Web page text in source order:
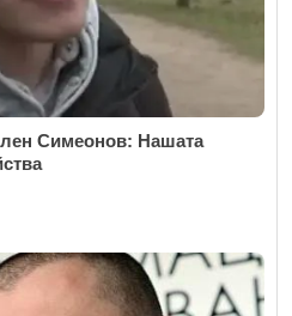
Симеонов: Нашата